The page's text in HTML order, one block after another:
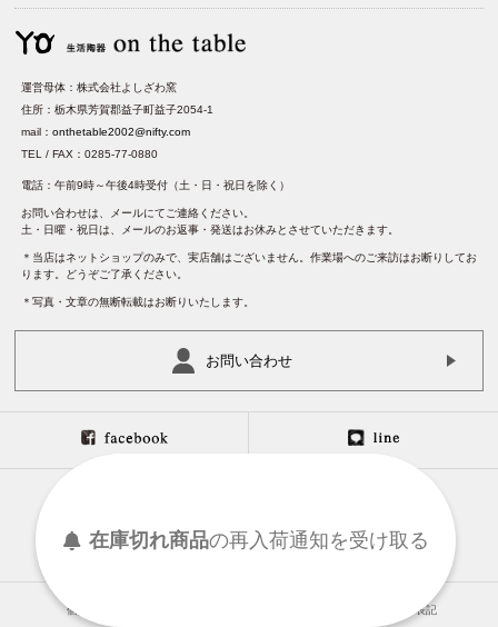
運営母体：株式会社よしざわ窯
住所：栃木県芳賀郡益子町益子2054-1
mail：onthetable2002@nifty.com
TEL / FAX：0285-77-0880
電話：午前9時～午後4時受付（土・日・祝日を除く）
お問い合わせは、メールにてご連絡ください。
土・日曜・祝日は、メールのお返事・発送はお休みとさせていただきます。
＊当店はネットショップのみで、実店舗はございません。作業場へのご来訪はお断りしてお
ります。どうぞご了承ください。
＊写真・文章の無断転載はお断りいたします。
お問い合わせ
個人情報保護について 特定商取引法に基づく表記
在庫切れ商品の再入荷通知を受け取る